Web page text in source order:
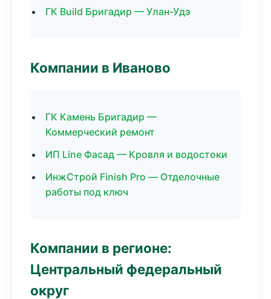
ГК Build Бригадир — Улан-Удэ
Компании в Иваново
ГК Камень Бригадир —
Коммерческий ремонт
ИП Line Фасад — Кровля и водостоки
ИнжСтрой Finish Pro — Отделочные
работы под ключ
Компании в регионе:
Центральный федеральный
округ